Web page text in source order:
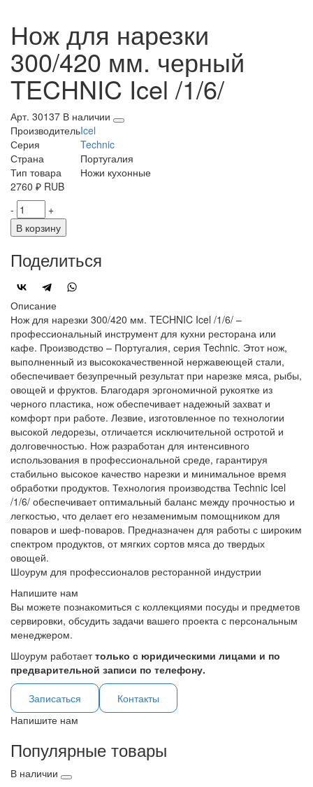
Нож для нарезки
300/420 мм. черный
TECHNIC Icel /1/6/
Арт. 30137 В наличии
ПроизводительIcel
Серия
Technic
Страна
Португалия
Тип товара
Ножи кухонные
2760 ₽ RUB
-
+
В корзину
Поделиться
Описание
Нож для нарезки 300/420 мм. TECHNIC Icel /1/6/ –
профессиональный инструмент для кухни ресторана или
кафе. Производство – Португалия, серия Technic. Этот нож,
выполненный из высококачественной нержавеющей стали,
обеспечивает безупречный результат при нарезке мяса, рыбы,
овощей и фруктов. Благодаря эргономичной рукоятке из
черного пластика, нож обеспечивает надежный захват и
комфорт при работе. Лезвие, изготовленное по технологии
высокой ледорезы, отличается исключительной остротой и
долговечностью. Нож разработан для интенсивного
использования в профессиональной среде, гарантируя
стабильно высокое качество нарезки и минимальное время
обработки продуктов. Технология производства Technic Icel
/1/6/ обеспечивает оптимальный баланс между прочностью и
легкостью, что делает его незаменимым помощником для
поваров и шеф-поваров. Предназначен для работы с широким
спектром продуктов, от мягких сортов мяса до твердых
овощей.
Шоурум для профессионалов ресторанной индустрии
Напишите нам
Вы можете познакомиться с коллекциями посуды и предметов
сервировки, обсудить задачи вашего проекта с персональным
менеджером.
Шоурум работаеттолько с юридическими лицами и по
предварительной записи по телефону.
Записаться
Контакты
Напишите нам
Популярные товары
В наличии